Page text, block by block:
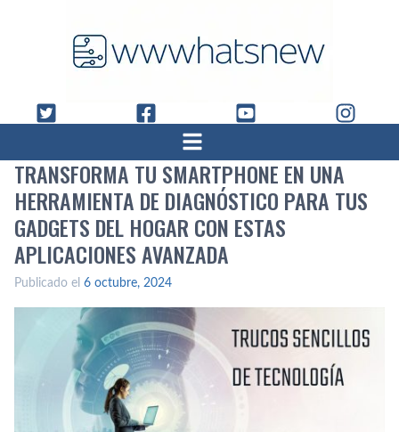
TRANSFORMA TU SMARTPHONE EN UNA
HERRAMIENTA DE DIAGNÓSTICO PARA TUS
GADGETS DEL HOGAR CON ESTAS
APLICACIONES AVANZADA
Publicado el 6 octubre, 2024